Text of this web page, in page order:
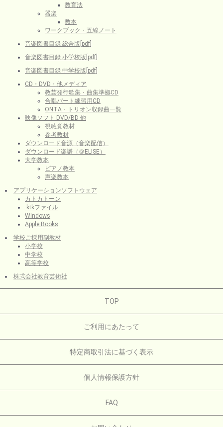
教育法
器楽
教本
ワークブック・五線ノート
音楽図書目録 総合版[pdf]
音楽図書目録 小学校版[pdf]
音楽図書目録 中学校版[pdf]
CD・DVD・他メディア
教芸発行歌集・曲集準拠CD
合唱パート練習用CD
ONTA・トリオン収録曲一覧
映像ソフト DVD/BD 他
視聴覚教材
参考教材
ダウンロード音源（音楽配信）
ダウンロード楽譜（＠ELISE）
大学教本
ピアノ教本
声楽教本
アプリケーションソフトウェア
カトカトーン
.ktkファイル
Windows
Apple Books
学校ご採用副教材
小学校
中学校
高等学校
株式会社教育芸術社
TOP
ご利用にあたって
特定商取引法に基づく表示
個人情報保護方針
FAQ